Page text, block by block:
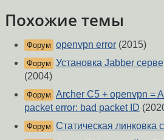
Похожие темы
Форум openvpn error (2015)
Форум Установка Jabber
(2004)
Форум Archer C5 + openvpn =
packet error: bad packet ID
Форум Статическая линковка